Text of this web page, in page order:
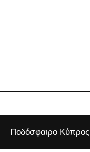
Ποδόσφαιρο Κύπρος